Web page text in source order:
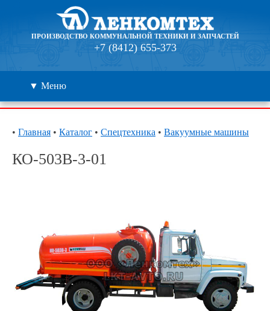
ПРОИЗВОДСТВО КОММУНАЛЬНОЙ ТЕХНИКИ И ЗАПЧАСТЕЙ
+7 (8412) 655-373
▼ Меню
• Главная • Каталог • Спецтехника • Вакуумные машины
КО-503В-3-01